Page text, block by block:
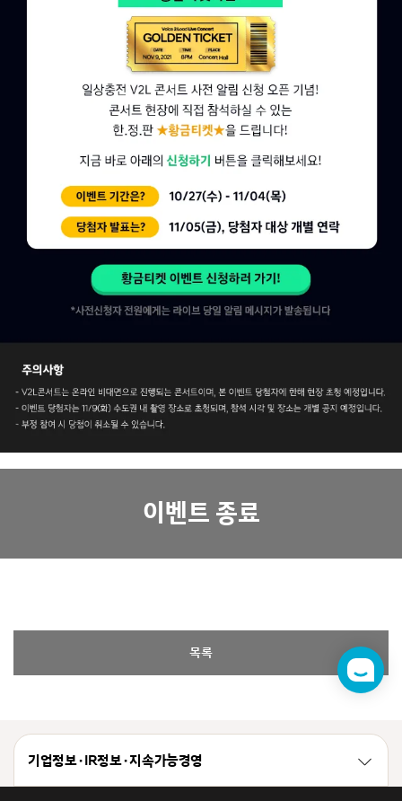
이벤트 종료
목록
챗
봇
기업정보 · IR정보 · 지속가능경영